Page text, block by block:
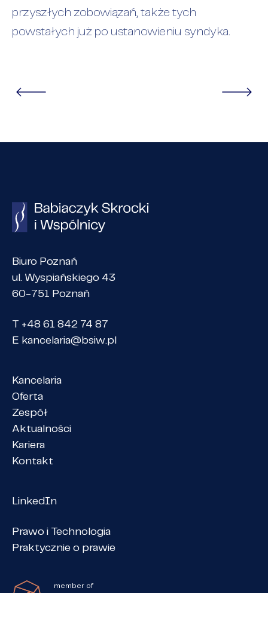
przyszłych zobowiązań, także tych
powstałych już po ustanowieniu syndyka.
Biuro Poznań
ul. Wyspiańskiego 43
60-751 Poznań
T +48 61 842 74 87
E kancelaria@bsiw.pl
Kancelaria
Oferta
Zespół
Aktualności
Kariera
Kontakt
LinkedIn
Prawo i Technologia
Praktycznie o prawie
member of